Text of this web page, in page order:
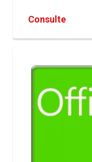
Consulte